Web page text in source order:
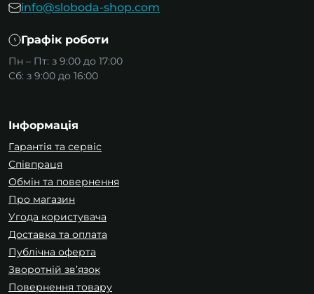
info@sloboda-shop.com
Графік роботи
Пн – Пт: з 9:00 до 17:00
Сб: з 9:00 до 16:00
Інформація
Гарантія та сервіс
Співпраця
Обмін та повернення
Про магазин
Угода користувача
Доставка та оплата
Публічна оферта
Зворотній зв’язок
Повернення товару